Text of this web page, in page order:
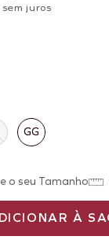
juros
GG
o seu Tamanho
À